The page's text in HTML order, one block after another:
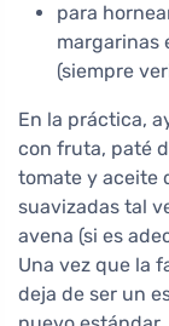
para
margarinas
(siempre
En la práctica,
con fruta, paté
tomate y aceite
suavizadas tal
avena (si es
Una vez que la
deja de ser un